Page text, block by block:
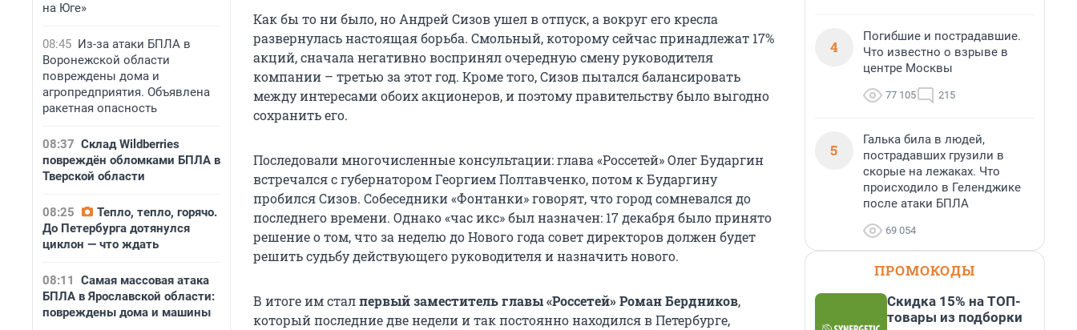
на Юге»
08:45 Из-за атаки БПЛА в
Воронежской области
повреждены дома и
агропредприятия. Объявлена
ракетная опасность
08:37 Склад Wildberries
повреждён обломками БПЛА в
Тверской области
08:25
Тепло, тепло, горячо.
До Петербурга дотянулся
циклон — что ждать
08:11
Самая массовая атака
БПЛА в Ярославской области:
повреждены дома и машины
Как бы то ни было, но Андрей Сизов ушел в отпуск, а вокруг его кресла
развернулась настоящая борьба. Смольный, которому сейчас принадлежат 17%
акций, сначала негативно воспринял очередную смену руководителя
компании – третью за этот год. Кроме того, Сизов пытался балансировать
между интересами обоих акционеров, и поэтому правительству было выгодно
сохранить его.
Последовали многочисленные консультации: глава «Россетей» Олег Бударгин
встречался с губернатором Георгием Полтавченко, потом к Бударгину
пробился Сизов. Собеседники «Фонтанки» говорят, что город сомневался до
последнего времени. Однако «час икс» был назначен: 17 декабря было принято
решение о том, что за неделю до Нового года совет директоров должен будет
решить судьбу действующего руководителя и назначить нового.
В итоге им сталпервый заместитель главы «Россетей» Роман Бердников,
который последние две недели и так постоянно находился в Петербурге,
4
Погибшие и пострадавшие.
Что известно о взрыве в
центре Москвы
77 105 215
5
Галька била в людей,
пострадавших грузили в
скорые на лежаках. Что
происходило в Геленджике
после атаки БПЛА
69 054
ПРОМОКОДЫ
Скидка 15% на ТОП-
товары из подборки